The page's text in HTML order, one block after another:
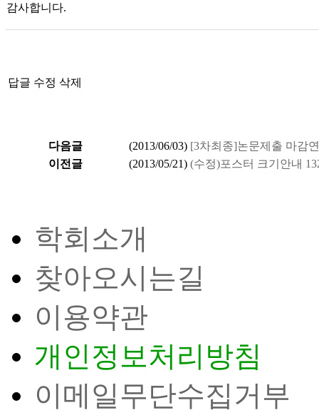
감사합니다.
답글 수정 삭제
다음글 (2013/06/03) [3차최종]논문제출 마감
이전글
(2013/05/21) (수정)포스터 크기안내
학회소개
찾아오시는길
이용약관
개인정보처리방침
이메일무단수집거부